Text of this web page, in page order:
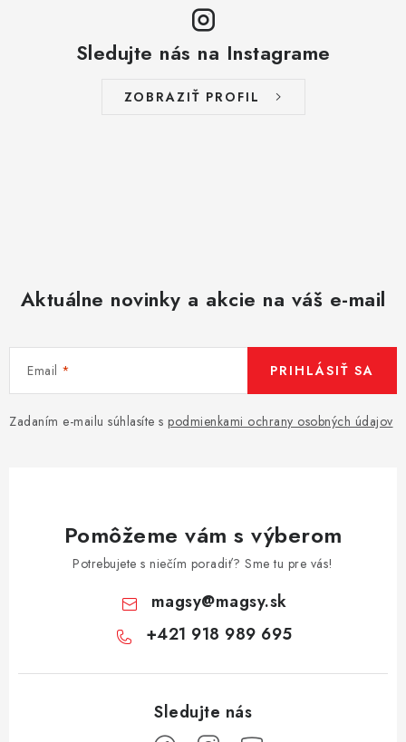
Sledujte nás na Instagrame
ZOBRAZIŤ PROFIL
Aktuálne novinky a akcie na váš e-mail
Email
Zadaním e-mailu súhlasíte s podmienkami ochrany osobných údajov
PRIHLÁSIŤ SA
Pomôžeme vám s výberom
Potrebujete s niečím poradiť? Sme tu pre vás!
magsy@magsy.sk
+421 918 989 695